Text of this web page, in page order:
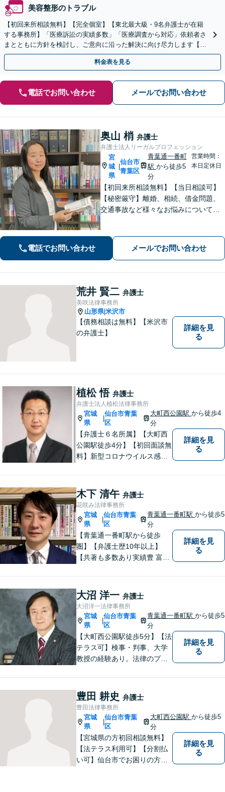
美容整形のトラブル
【初回来所相談無料】【完全個室】【東北最大級・9名弁護士が在籍
する事務所】「医療訴訟の実績多数」「医療調査から対応」依頼者さ
まとともに方針を検討し、ご意向に沿った解決に向け尽力します【24
時間メール・LINE予約受付】【土曜面談対応】
料金表を見る
電話でお問い合わせ メールでお問い合わせ
奥山 梢 弁護士
弁護士法人リーガルプロフェッション
宮
城
県
仙台市
青葉区
青葉通一番町
駅 から徒歩5
分
営業時間：
本日定休日
【初回来所相談無料】【当日相談可】
【秘密厳守】離婚、相続、借金問題、
交通事故など様々なお悩みについて、
軽にご相談下さい。
電話でお問い合わせ メールでお問い合わせ
荒井 賢二 弁護士
美咲法律事務所
山形県|米沢市
【債務相談は無料】【米沢市
の弁護士】
詳細を見
る
植松 悟 弁護士
弁護士法人植松法律事務所
宮城
県
|
仙台市青葉
区
大町西公園駅から徒歩4
分
【弁護士６名所属】【大町西
公園駅徒歩4分】【初回面談無
料】新型コロナウイルス感染
借金でお困りの方へ解決策を
ご提案いたします。その他分
野にも対応可能。相談者が十
分に理解できるよう丁寧に説
明することを心がけていま
す。
詳細を見
る
木下 清午 弁護士
花咲み法律事務所
宮城
県
仙台市青葉
区
青葉通一番町駅から徒歩5
分
【青葉通一番町駅から徒歩
圏】【弁護士歴10年以上】
【共著も多数あり実績豊 富】
ご依頼多数！企業の内情に精
通した深いアドバ イスが可
能。借金・債務整理に関して
も熟知。
詳細を見
る
大沼 洋一 弁護士
大沼洋一法律事務所
宮城
県
仙台市青葉
区
青葉通一番町駅から徒歩5
分
【大町西公園駅徒歩5分】【法
テラス可】検事・判事、大学
教授の経験あり。法律のプロ
誠実な対応をすることをモッ
トーにしています。「相談し
てよかった」と思ってもらえ
るような弁護士を目指し、
日々精進いたします。
詳細を見
る
豊田 耕史 弁護士
豊田法律事務所
宮城
県
|
仙台市青葉
区
大町西公園駅から徒歩5
分
【宮城県の方初回相談無料】
【法テラス利用可】【分割払
い可】仙台市でお困りの方
詳細を見
る